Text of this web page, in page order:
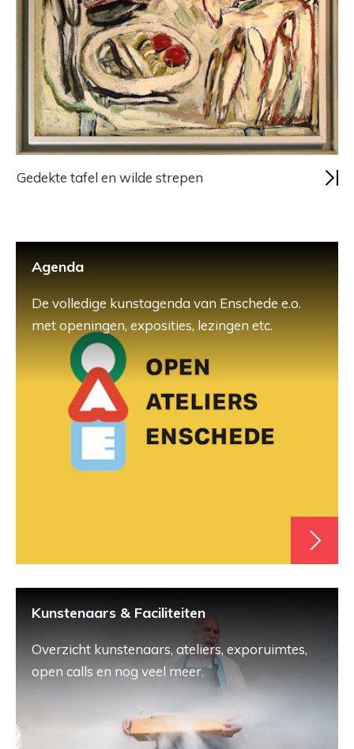
Gedekte tafel en wilde strepen
Agenda
De volledige kunstagenda van Enschede e.o.
met openingen, exposities, lezingen etc.
Kunstenaars & Faciliteiten
Overzicht kunstenaars, ateliers, exporuimtes,
open calls en nog veel meer.